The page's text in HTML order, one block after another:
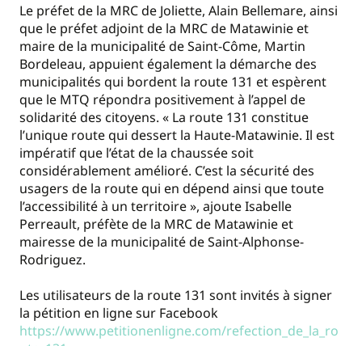
Le préfet de la MRC de Joliette, Alain Bellemare, ainsi
que le préfet adjoint de la MRC de Matawinie et
maire de la municipalité de Saint-Côme, Martin
Bordeleau, appuient également la démarche des
municipalités qui bordent la route 131 et espèrent
que le MTQ répondra positivement à l’appel de
solidarité des citoyens. « La route 131 constitue
l’unique route qui dessert la Haute-Matawinie. Il est
impératif que l’état de la chaussée soit
considérablement amélioré. C’est la sécurité des
usagers de la route qui en dépend ainsi que toute
l’accessibilité à un territoire », ajoute Isabelle
Perreault, préfète de la MRC de Matawinie et
mairesse de la municipalité de Saint-Alphonse-
Rodriguez.
Les utilisateurs de la route 131 sont invités à signer
la pétition en ligne sur Facebook
https://www.petitionenligne.com/refection_de_la_ro